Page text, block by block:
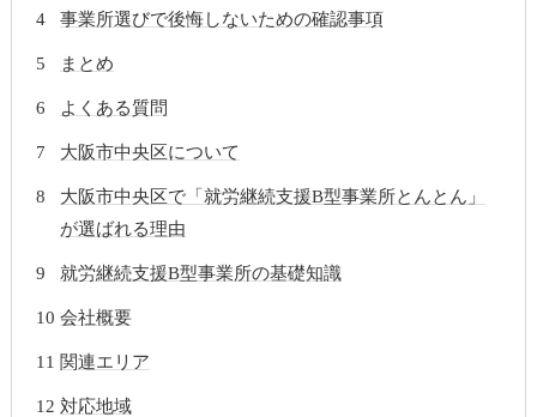
事業所選びで後悔しないための確認事項
まとめ
よくある質問
大阪市中央区について
大阪市中央区で「就労継続支援B型事業所とんとん」
が選ばれる理由
就労継続支援B型事業所の基礎知識
会社概要
関連エリア
対応地域